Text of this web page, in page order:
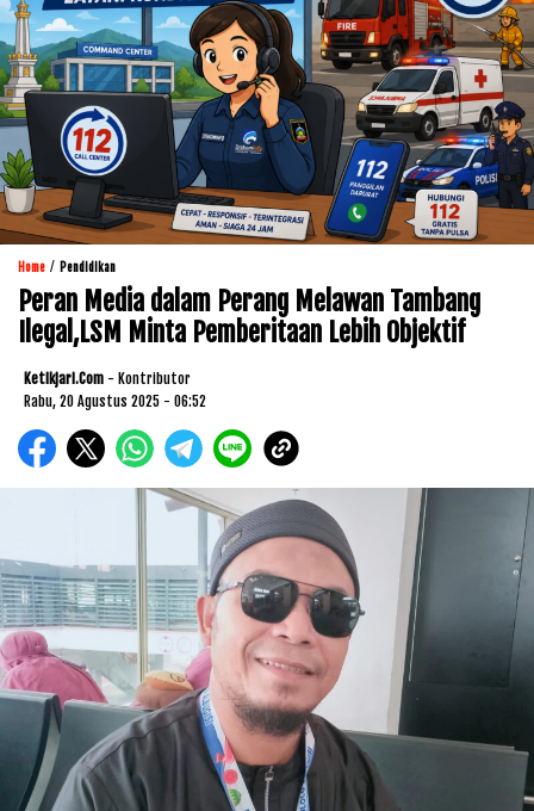
Home / Pendidikan
Peran Media dalam Perang Melawan Tambang
Ilegal,LSM Minta Pemberitaan Lebih Objektif
Ketikjari.com - Kontributor
Rabu, 20 Agustus 2025 - 06:52